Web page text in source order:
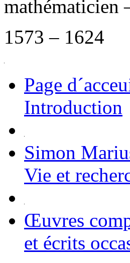
mathématicien
1573 – 1624
Page
Introduction
Simon
Vie et
Œuvres
et écrits